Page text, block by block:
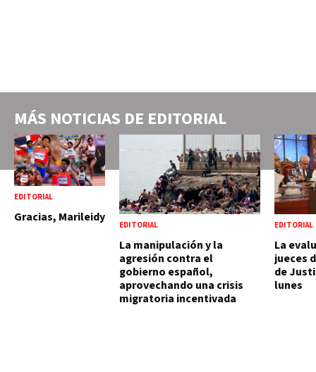
MÁS NOTICIAS DE EDITORIAL
EDITORIAL
Gracias, Marileidy
EDITORIAL
La manipulación y la
agresión contra el
gobierno español,
aprovechando una crisis
migratoria incentivada
EDITORIAL
La
jueces
de
lunes